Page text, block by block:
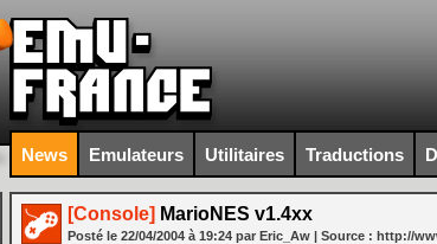
News Emulateurs Utilitaires Traductions
[Console] MarioNES v1.4xx
Posté le 22/04/2004 à 19:24 par Eric_Aw | Source : http://